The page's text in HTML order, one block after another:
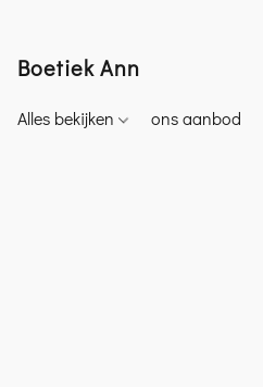
Boetiek Ann
Alles bekijken ons aanbod